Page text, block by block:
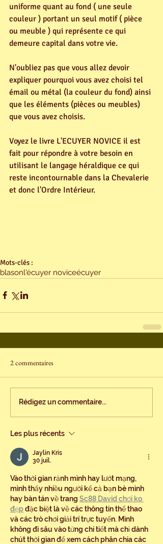
uniforme quant au fond ( une seule
couleur ) portant un seul motif ( pièce
ou meuble ) qui représente ce qui
demeure capital dans votre vie.
N'oubliez pas que vous allez devoir
expliquer pourquoi vous avez choisi tel
émail ou métal (la couleur du fond) ainsi
que les éléments (pièces ou meubles)
que vous avez choisis.
Voyez le livre L'ECUYER NOVICE il est
fait pour répondre à votre besoin en
utilisant le langage héraldique ce qui
reste incontournable dans la Chevalerie
et donc l'Ordre Intérieur.
Mots-clés :
blasonl'écuyer noviceécuyer
2 commentaires
Rédigez un commentaire...
Les plus récents
Jaylin Kris
30 juil.
Vào thời gian rảnh mình hay lướt mạng,
mình thấy nhiều người kể cả bạn bè mình
hay bàn tán về trang Sc88 David chơi ko
đẹp đặc biệt là về các thông tin thể thao
và các trò chơi giải trí trực tuyến. Mình
không đi sâu vào từng chi tiết mà chỉ dành
chút thời gian để xem cách phân chia các